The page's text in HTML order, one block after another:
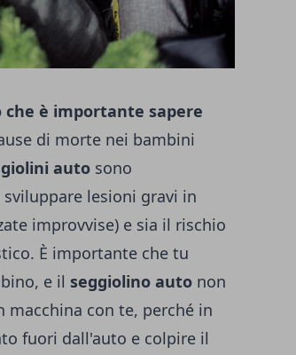
è importante sapere
di morte nei bambini
auto sono
lesioni gravi in
improvvise) e sia il rischio
È importante che tu
e il seggiolino auto non
con te, perché in
fuori dall'auto e colpire il